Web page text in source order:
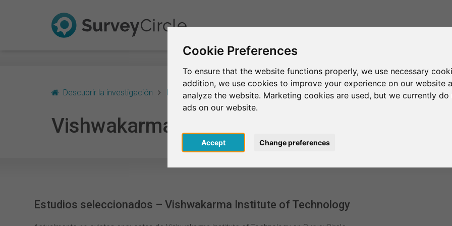
Cookie Preferences
To ensure that the website functions properly, we use necessary
addition, we use cookies to improve your experience on our website
analyze the website. Marketing cookies are used, but we currently
ads on our website.
Accept Change preferences
Descubrir la investigación India Pune Vishwakarma Institute of Technology
Vishwakarma Institute of Technology
Estudios seleccionados – Vishwakarma Institute of Technology